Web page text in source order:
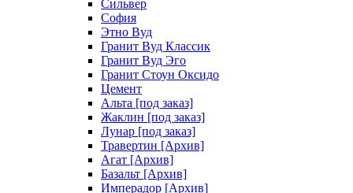
Сильвер
София
Этно Вуд
Гранит Вуд Классик
Гранит Вуд Эго
Гранит Стоун Оксидо
Цемент
Альта [под заказ]
Жаклин [под заказ]
Лунар [под заказ]
Травертин [Архив]
Агат [Архив]
Базальт [Архив]
Имперадор [Архив]